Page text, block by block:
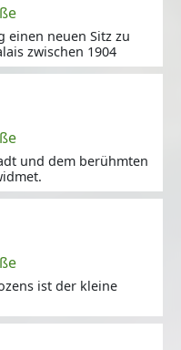
einen neuen Sitz zu
zwischen 1904
und dem berühmten
ist der kleine